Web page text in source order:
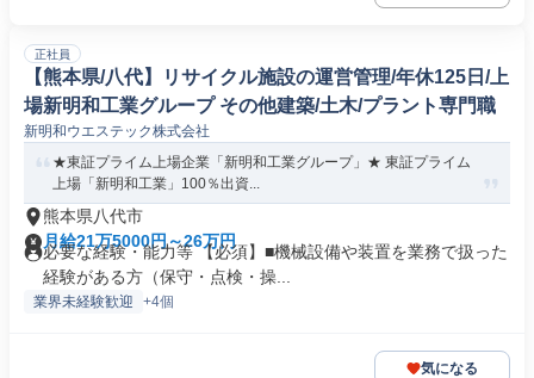
正社員
【熊本県/八代】リサイクル施設の運営管理/年休125日/上
場新明和工業グループ その他建築/土木/プラント専門職
新明和ウエステック株式会社
★東証プライム上場企業「新明和工業グループ」★ 東証プライム
上場「新明和工業」100％出資...
熊本県八代市
月給21万5000円～26万円
必要な経験・能力等 【必須】■機械設備や装置を業務で扱った
経験がある方（保守・点検・操...
業界未経験歓迎 +4個
気になる